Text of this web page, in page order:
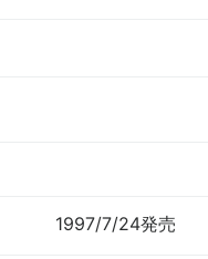
1997/7/24発売